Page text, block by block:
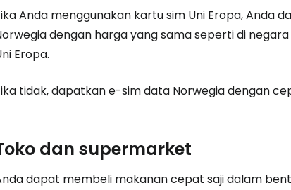
Anda menggunakan kartu sim Uni Eropa, Anda
dengan harga yang sama seperti di
Eropa.
tidak, dapatkan e-sim data Norwegia dengan
dan supermarket
dapat membeli makanan cepat saji dalam